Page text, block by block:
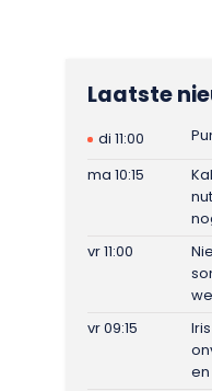
Laatste
di 11:00
ma 10:15
vr 11:00
vr 09:15